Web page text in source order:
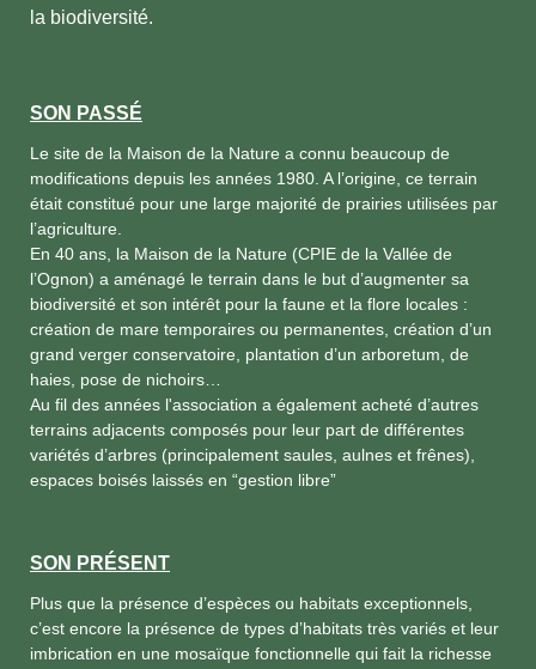
la biodiversité.
SON PASSÉ
Le site de la Maison de la Nature a connu beaucoup de
modifications depuis les années 1980. A l’origine, ce terrain
était constitué pour une large majorité de prairies utilisées par
l’agriculture.
En 40 ans, la Maison de la Nature (CPIE de la Vallée de
l’Ognon) a aménagé le terrain dans le but d’augmenter sa
biodiversité et son intérêt pour la faune et la flore locales :
création de mare temporaires ou permanentes, création d’un
grand verger conservatoire, plantation d’un arboretum, de
haies, pose de nichoirs…
Au fil des années l'association a également acheté d’autres
terrains adjacents composés pour leur part de différentes
variétés d’arbres (principalement saules, aulnes et frênes),
espaces boisés laissés en “gestion libre”
SON PRÉSENT
Plus que la présence d’espèces ou habitats exceptionnels,
c’est encore la présence de types d’habitats très variés et leur
imbrication en une mosaïque fonctionnelle qui fait la richesse